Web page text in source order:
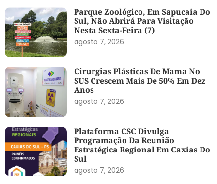
Parque Zoológico, Em Sapucaia Do
Sul, Não Abrirá Para Visitação
Nesta Sexta-Feira (7)
agosto 7, 2026
Cirurgias Plásticas De Mama No
SUS Crescem Mais De 50% Em Dez
Anos
agosto 7, 2026
Plataforma CSC Divulga
Programação Da Reunião
Estratégica Regional Em Caxias Do
Sul
agosto 7, 2026